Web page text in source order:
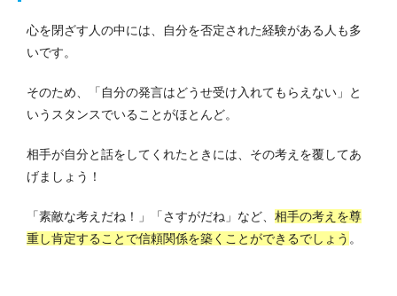
心を閉ざす人の中には、自分を否定された経験がある人も多
いです。
そのため、「自分の発言はどうせ受け入れてもらえない」と
いうスタンスでいることがほとんど。
相手が自分と話をしてくれたときには、その考えを覆してあ
げましょう！
「素敵な考えだね！」「さすがだね」など、 相手の考えを尊
重し肯定することで信頼関係を築くことができるでしょう 。